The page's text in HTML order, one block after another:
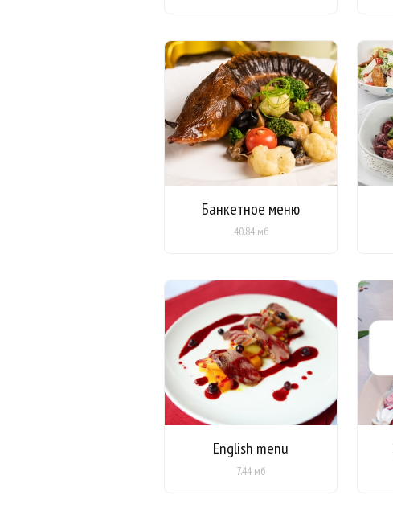
Банкетное меню
40.84 мб
English menu
7.44 мб